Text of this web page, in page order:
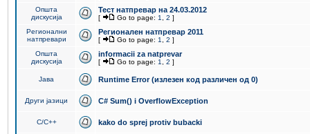
Општа
дискусија
Тест натпревар на 24.03.2012
[ Go to page: 1 2 ]
Регионални
натпревари
Регионален натпревар 2011
[ Go to page: 1 2 ]
Општа
дискусија
informacii za natprevar
[ Go to page: 1 2 ]
Јава Runtime Error (излезен код различен од 0)
Други јазици C# Sum() i OverflowException
C/C++ kako do sprej protiv bubacki